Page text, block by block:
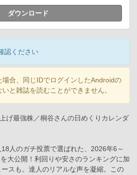
ダウンロード
認ください
合、同じIDでログインしたAndroidの
と雑誌を読むことができません。
げ最強株／桐谷さんの日めくりカレンダ
人のガチ投票で選ばれた、2026年6～
大公開！利回りや安さのランキングに加
スも。達人のリアルな声を凝縮。この